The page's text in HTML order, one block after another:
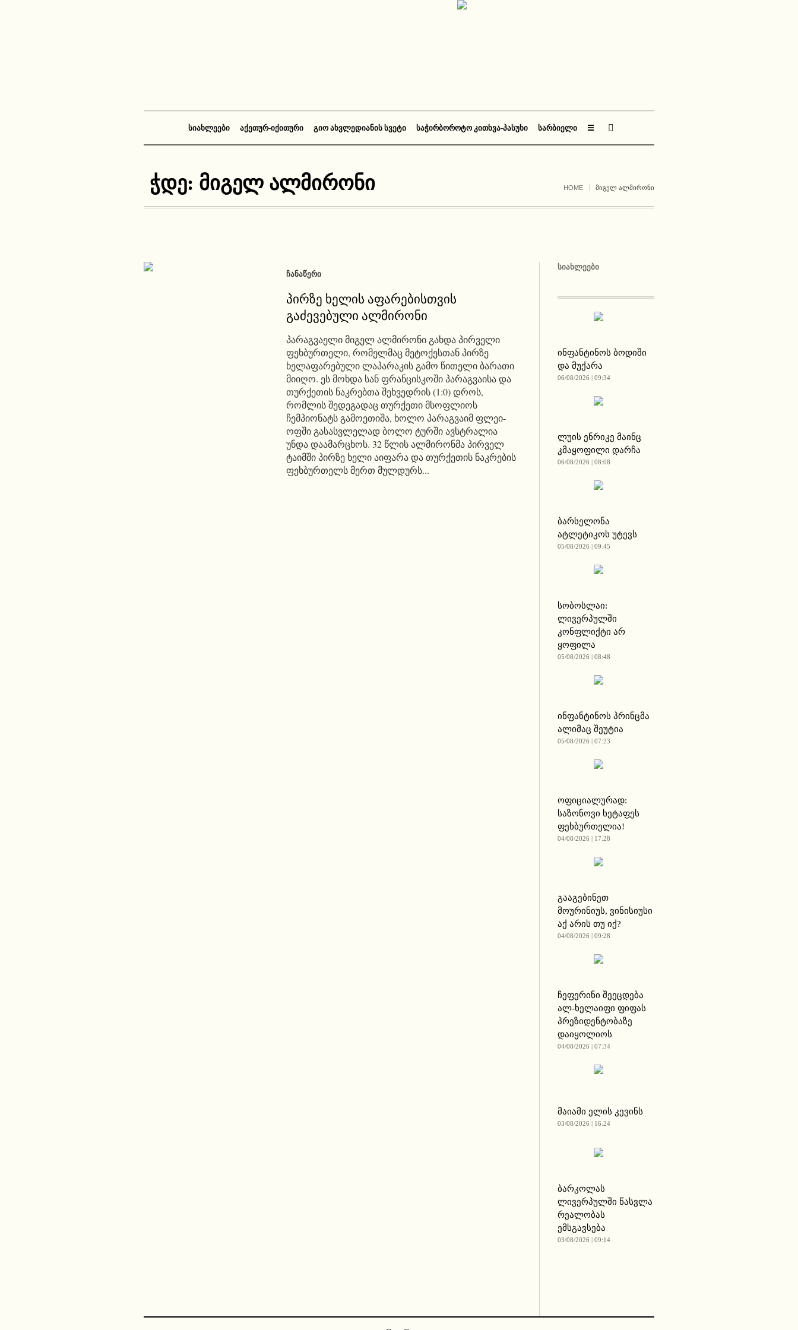
ᲡᲘᲐᲮᲚᲔᲔᲑᲘ ᲐᲥᲔᲗᲣᲠ-ᲘᲥᲘᲗᲣᲠᲘ ᲒᲘᲝ ᲐᲮᲕᲚᲔᲓᲘᲐᲜᲘᲡ ᲡᲕᲔᲢᲘ ᲡᲐᲭᲘᲠᲑᲝᲠᲝᲢᲝ ᲙᲘᲗᲮᲕᲐ-ᲞᲐᲡᲣᲮᲘ ᲡᲐᲠᲑᲘᲔᲚᲘ ☰
ჭდე: მიგელ ალმირონი HOME ᲛᲘᲒᲔᲚ ᲐᲚᲛᲘᲠᲝᲜᲘ
ᲩᲐᲜᲐᲬᲔᲠᲘ
პირზე ხელის აფარებისთვის
გაძევებული ალმირონი
პარაგვაელი მიგელ ალმირონი გახდა პირველი
ფეხბურთელი, რომელმაც მეტოქესთან პირზე
ხელაფარებული ლაპარაკის გამო წითელი ბარათი
მიიღო. ეს მოხდა სან ფრანცისკოში პარაგვაისა და
თურქეთის ნაკრებთა შეხვედრის (1:0) დროს,
რომლის შედეგადაც თურქეთი მსოფლიოს
ჩემპიონატს გამოეთიშა, ხოლო პარაგვაიმ ფლეი-
ოფში გასასვლელად ბოლო ტურში ავსტრალია
უნდა დაამარცხოს. 32 წლის ალმირონმა პირველ
ტაიმში პირზე ხელი აიფარა და თურქეთის ნაკრების
ფეხბურთელს მერთ მულდურს...
ᲡᲘᲐᲮᲚᲔᲔᲑᲘ
ინფანტინოს ბოდიში
და მუქარა
06/08/2026 | 09:34
ლუის ენრიკე მაინც
კმაყოფილი დარჩა
06/08/2026 | 08:08
ბარსელონა
ატლეტიკოს უტევს
05/08/2026 | 09:45
სობოსლაი:
ლივერპულში
კონფლიქტი არ
ყოფილა
05/08/2026 | 08:48
ინფანტინოს პრინცმა
ალიმაც შეუტია
05/08/2026 | 07:23
ოფიციალურად:
საზონოვი ხეტაფეს
ფეხბურთელია!
04/08/2026 | 17:28
გააგებინეთ
მოურინიუს, ვინისიუსი
აქ არის თუ იქ?
04/08/2026 | 09:28
ჩეფერინი შეეცდება
ალ-ხელაიფი ფიფას
პრეზიდენტობაზე
დაიყოლიოს
04/08/2026 | 07:34
მაიამი ელის კევინს
03/08/2026 | 16:24
ბარკოლას
ლივერპულში წასვლა
რეალობას
ემსგავსება
03/08/2026 | 09:14